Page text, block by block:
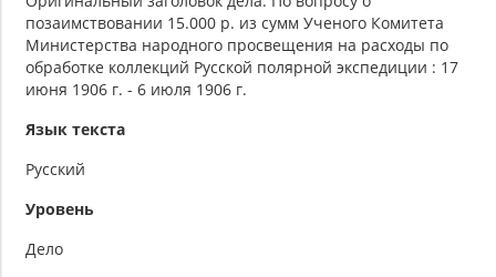
позаимствовании 15.000 р. из сумм Ученого Комитета
Министерства народного просвещения на расходы по
обработке коллекций Русской полярной экспедиции : 17
июня 1906 г. - 6 июля 1906 г.
Язык текста
Русский
Уровень
Дело